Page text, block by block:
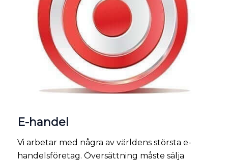
E-handel
Vi arbetar med några av världens största e-
handelsföretag. Översättning måste sälja